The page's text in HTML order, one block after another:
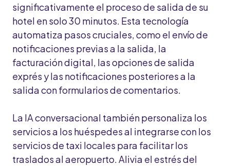
significativamente el proceso de salida de su
hotel en solo 30 minutos. Esta tecnología
automatiza pasos cruciales, como el envío de
notificaciones previas a la salida, la
facturación digital, las opciones de salida
exprés y las notificaciones posteriores a la
salida con formularios de comentarios.
La IA conversacional también personaliza los
servicios a los huéspedes al integrarse con los
servicios de taxi locales para facilitar los
traslados al aeropuerto. Alivia el estrés del